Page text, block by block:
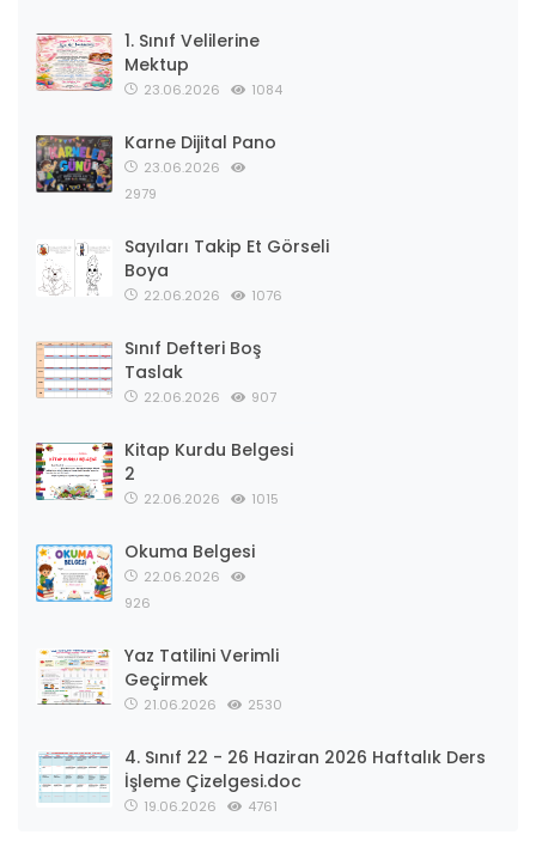
1. Sınıf Velilerine
Mektup
23.06.2026 1084
Karne Dijital Pano
23.06.2026
2979
Sayıları Takip Et Görseli
Boya
22.06.2026 1076
Sınıf Defteri Boş
Taslak
22.06.2026 907
Kitap Kurdu Belgesi
2
22.06.2026 1015
Okuma Belgesi
22.06.2026
926
Yaz Tatilini Verimli
Geçirmek
21.06.2026 2530
4. Sınıf 22 - 26 Haziran 2026 Haftalık Ders
İşleme Çizelgesi.doc
19.06.2026 4761